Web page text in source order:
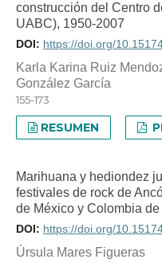
construcción del Centro
UABC), 1950-2007
DOI: https://doi.org/
Karla Karina Ruiz
González García
155-173
RESUMEN
Marihuana y hediondez
festivales de rock de
de México y Colombia de
DOI: https://doi.org/
Úrsula Mares Figueras